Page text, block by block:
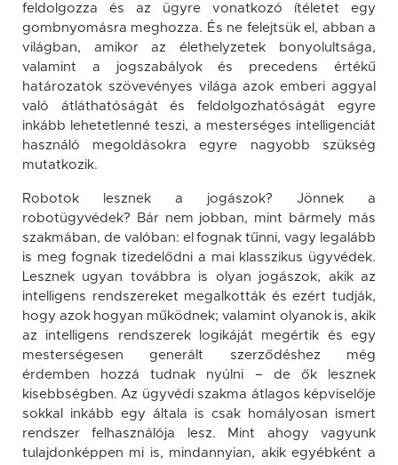
feldolgozza és az ügyre vonatkozó ítéletet egy
gombnyomásra meghozza. És ne felejtsük el, abban a
világban, amikor az élethelyzetek bonyolultsága,
valamint a jogszabályok és precedens értékű
határozatok szövevényes világa azok emberi aggyal
való átláthatóságát és feldolgozhatóságát egyre
inkább lehetetlenné teszi, a mesterséges intelligenciát
használó megoldásokra egyre nagyobb szükség
mutatkozik.
Robotok lesznek a jogászok? Jönnek a
robotügyvédek? Bár nem jobban, mint bármely más
szakmában, de valóban: el fognak tűnni, vagy legalább
is meg fognak tizedelődni a mai klasszikus ügyvédek.
Lesznek ugyan továbbra is olyan jogászok, akik az
intelligens rendszereket megalkották és ezért tudják,
hogy azok hogyan működnek; valamint olyanok is, akik
az intelligens rendszerek logikáját megértik és egy
mesterségesen generált szerződéshez még
érdemben hozzá tudnak nyúlni – de ők lesznek
kisebbségben. Az ügyvédi szakma átlagos képviselője
sokkal inkább egy általa is csak homályosan ismert
rendszer felhasználója lesz. Mint ahogy vagyunk
tulajdonképpen mi is, mindannyian, akik egyébként a